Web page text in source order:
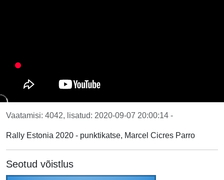
Vaatamisi: 4042, lisatud: 2020-09-07 20:00:14 -
Rally Estonia 2020 - punktikatse, Marcel Cicres Parro
Seotud võistlus